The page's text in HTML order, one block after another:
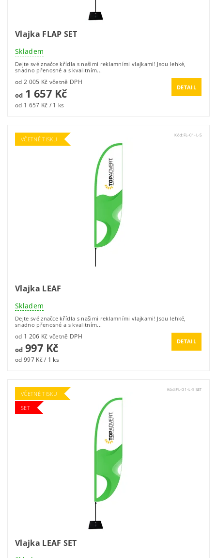
Vlajka FLAP SET
Skladem
Dejte své značce křídla s našimi reklamními vlajkami! Jsou lehké,
snadno přenosné a s kvalitním...
od 2 005 Kč včetně DPH
od1 657 Kč
od 1 657 Kč / 1 ks
DETAIL
VČETNĚ TISKU
Kód: FL-01-L-S
Vlajka LEAF
Skladem
Dejte své značce křídla s našimi reklamními vlajkami! Jsou lehké,
snadno přenosné a s kvalitním...
od 1 206 Kč včetně DPH
od997 Kč
od 997 Kč / 1 ks
DETAIL
VČETNĚ TISKU
SET
Kód:FL-01-L-S SET
Vlajka LEAF SET